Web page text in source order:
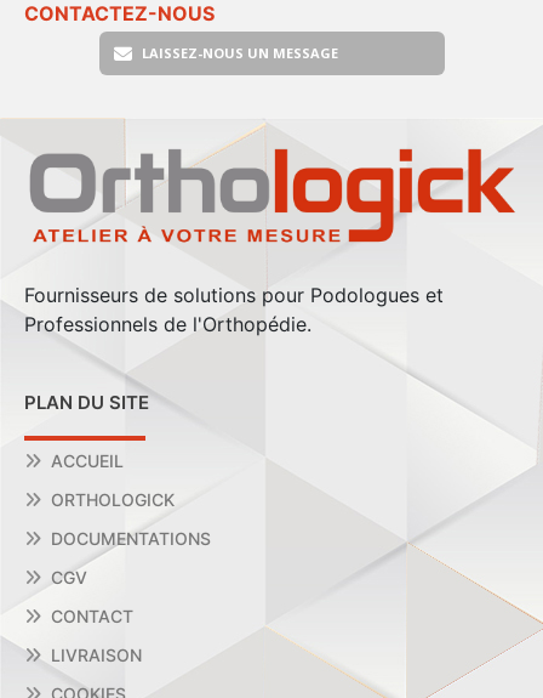
CONTACTEZ-NOUS
LAISSEZ-NOUS UN MESSAGE
Fournisseurs de solutions pour Podologues et
Professionnels de l'Orthopédie.
PLAN DU SITE
ACCUEIL
ORTHOLOGICK
DOCUMENTATIONS
CGV
CONTACT
LIVRAISON
COOKIES